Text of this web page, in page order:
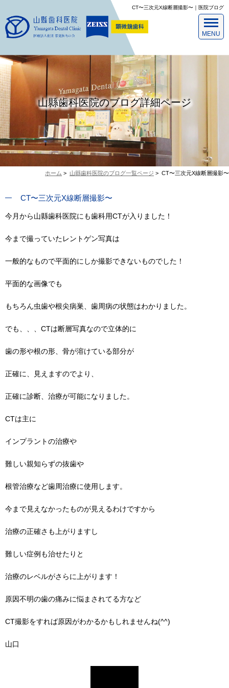
CT〜三次元X線断層撮影〜｜医院ブログ
山縣歯科医院のブログ詳細ページ
ホーム > 山縣歯科医院のブログ一覧ページ > CT〜三次元X線断層撮影〜
CT〜三次元X線断層撮影〜
今月から山縣歯科医院にも歯科用CTが入りました！
今まで撮っていたレントゲン写真は
一般的なもので平面的にしか撮影できないものでした！
平面的な画像でも
もちろん虫歯や根尖病巣、歯周病の状態はわかりました。
でも、、、CTは断層写真なので立体的に
歯の形や根の形、骨が溶けている部分が
正確に、見えますのでより、
正確に診断、治療が可能になりました。
CTは主に
インプラントの治療や
難しい親知らずの抜歯や
根管治療など歯周治療に使用します。
今まで見えなかったものが見えるわけですから
治療の正確さも上がりますし
難しい症例も治せたりと
治療のレベルがさらに上がります！
原因不明の歯の痛みに悩まされてる方など
CT撮影をすれば原因がわかるかもしれませんね(^^)
山口